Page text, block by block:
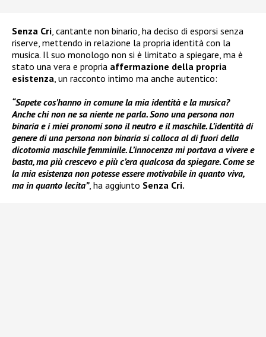
Senza Cri, cantante non binario, ha deciso di esporsi senza
riserve, mettendo in relazione la propria identità con la
musica. Il suo monologo non si è limitato a spiegare, ma è
stato una vera e propria affermazione della propria
esistenza, un racconto intimo ma anche autentico:
“Sapete cos’hanno in comune la mia identità e la musica?
Anche chi non ne sa niente ne parla. Sono una persona non
binaria e i miei pronomi sono il neutro e il maschile. L’identità di
genere di una persona non binaria si colloca al di fuori della
dicotomia maschile femminile. L’innocenza mi portava a vivere e
basta, ma più crescevo e più c’era qualcosa da spiegare. Come se
la mia esistenza non potesse essere motivabile in quanto viva,
ma in quanto lecita”, ha aggiunto Senza Cri.